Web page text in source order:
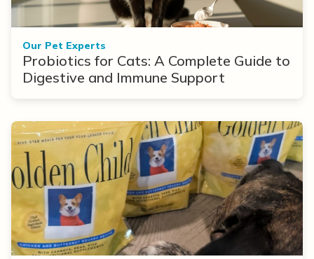
Our Pet Experts
Probiotics for Cats: A Complete Guide to
Digestive and Immune Support